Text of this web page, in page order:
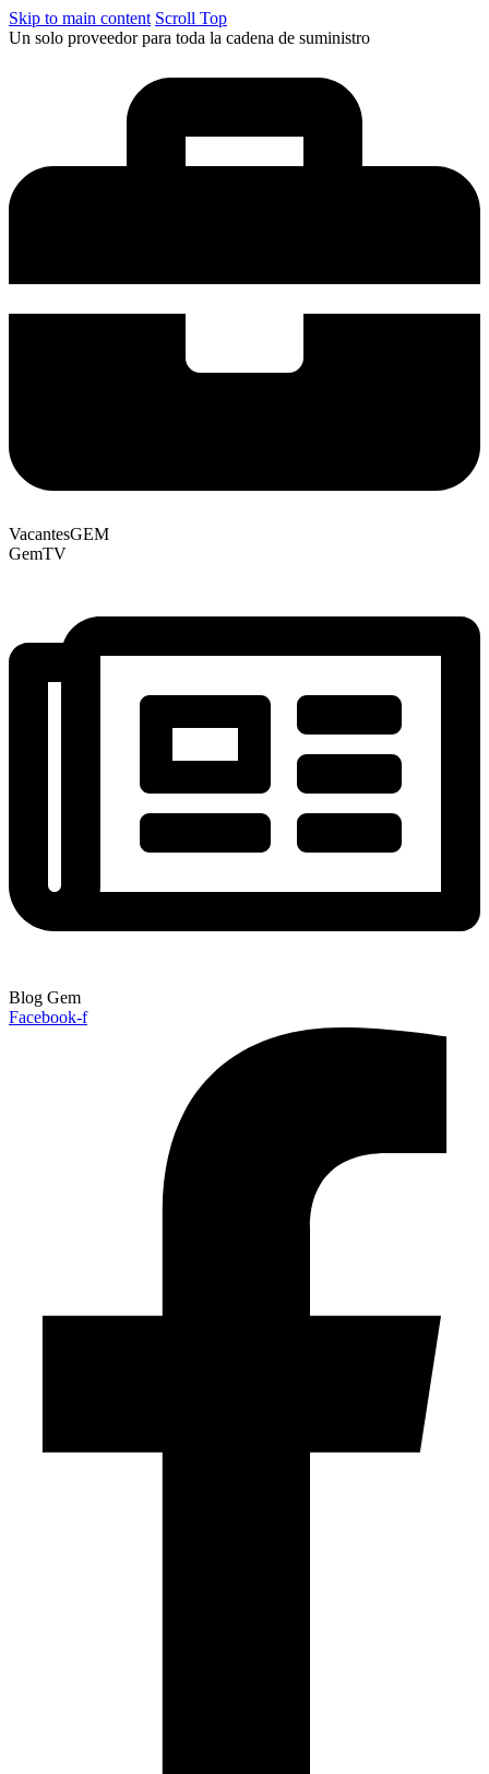
Skip to main content Scroll Top
Un solo proveedor para toda la cadena de suministro
VacantesGEM
GemTV
Blog Gem
Facebook-f